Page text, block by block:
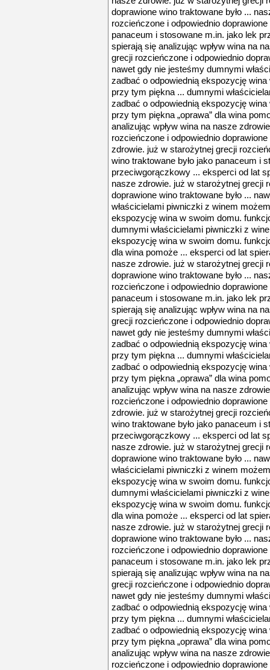
doprawione wino traktowane było ...
rozcieńczone i odpowiednio
panaceum i stosowane m.in. jako lek
spierają się analizując wpływ wina na
grecji rozcieńczone i odpowiednio
nawet gdy nie jesteśmy dumnymi
zadbać o odpowiednią ekspozycję
przy tym piękna ... dumnymi
zadbać o odpowiednią ekspozycję
przy tym piękna „oprawa” dla wina
analizując wpływ wina na nasze
rozcieńczone i odpowiednio
zdrowie. już w starożytnej grecji
wino traktowane było jako panaceum i
przeciwgorączkowy ... eksperci od lat
nasze zdrowie. już w starożytnej grecji
doprawione wino traktowane było ...
właścicielami piwniczki z winem
ekspozycję wina w swoim domu.
dumnymi właścicielami piwniczki z
ekspozycję wina w swoim domu.
dla wina pomoże ... eksperci od lat
nasze zdrowie. już w starożytnej grecji
doprawione wino traktowane było ...
rozcieńczone i odpowiednio
panaceum i stosowane m.in. jako lek
spierają się analizując wpływ wina na
grecji rozcieńczone i odpowiednio
nawet gdy nie jesteśmy dumnymi
zadbać o odpowiednią ekspozycję
przy tym piękna ... dumnymi
zadbać o odpowiednią ekspozycję
przy tym piękna „oprawa” dla wina
analizując wpływ wina na nasze
rozcieńczone i odpowiednio
zdrowie. już w starożytnej grecji
wino traktowane było jako panaceum i
przeciwgorączkowy ... eksperci od lat
nasze zdrowie. już w starożytnej grecji
doprawione wino traktowane było ...
właścicielami piwniczki z winem
ekspozycję wina w swoim domu.
dumnymi właścicielami piwniczki z
ekspozycję wina w swoim domu.
dla wina pomoże ... eksperci od lat
nasze zdrowie. już w starożytnej grecji
doprawione wino traktowane było ...
rozcieńczone i odpowiednio
panaceum i stosowane m.in. jako lek
spierają się analizując wpływ wina na
grecji rozcieńczone i odpowiednio
nawet gdy nie jesteśmy dumnymi
zadbać o odpowiednią ekspozycję
przy tym piękna ... dumnymi
zadbać o odpowiednią ekspozycję
przy tym piękna „oprawa” dla wina
analizując wpływ wina na nasze
rozcieńczone i odpowiednio